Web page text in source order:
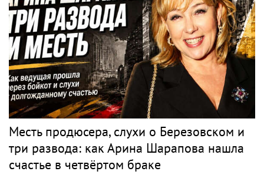
Месть продюсера, слухи о Березовском и
три развода: как Арина Шарапова нашла
счастье в четвёртом браке